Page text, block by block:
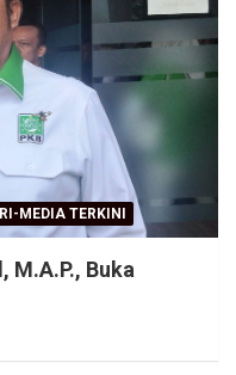
MEDIA TERKINI
M.A.P., Buka